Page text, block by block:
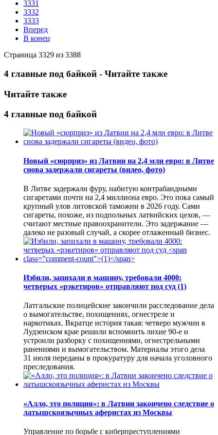
3331
3332
3333
Вперед
В конец
Страница 3329 из 3388
4 главные под байкой - Читайте также
Читайте также
4 главные под байкой
Новый «сюрприз» из Латвии на 2,4 млн евро: в Литве
снова задержали сигареты (видео, фото)
В Литве задержали фуру, набитую контрабандными
сигаретами почти на 2,4 миллиона евро. Это пока самый
крупный улов литовской таможни в 2026 году. Сами
сигареты, похоже, из подпольных латвийских цехов, —
считают местные правоохранители. Это задержание —
далеко не разовый случай, а скорее отлаженный бизнес.
Избили, запихали в машину, требовали 4000:
четверых «рэкетиров» отправляют под суд (1)
Латгальские полицейские закончили расследование дела
о вымогательстве, похищениях, огнестреле и
наркотиках. Вкратце история такая: четверо мужчин в
Лудзенском крае решили вспомнить лихие 90-е и
устроили разборку с похищениями, огнестрельными
ранениями и вымогательством. Материалы этого дела
31 июля переданы в прокуратуру для начала уголовного
преследования.
«Алло, это полиция»: в Латвии закончено следствие о
латышскоязычных аферистах из Москвы
Управление по борьбе с киберпреступлениями